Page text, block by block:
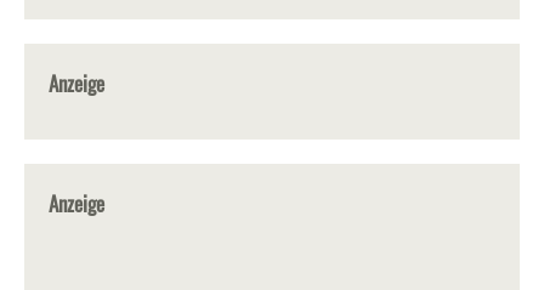
Anzeige
Anzeige